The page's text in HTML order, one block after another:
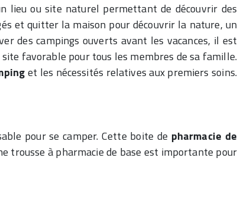
lieu ou site naturel permettant de découvrir des
et quitter la maison pour découvrir la nature, un
des campings ouverts avant les vacances, il est
favorable pour tous les membres de sa famille.
et les nécessités relatives aux premiers soins.
pour se camper. Cette boite de pharmacie de
trousse à pharmacie de base est importante pour